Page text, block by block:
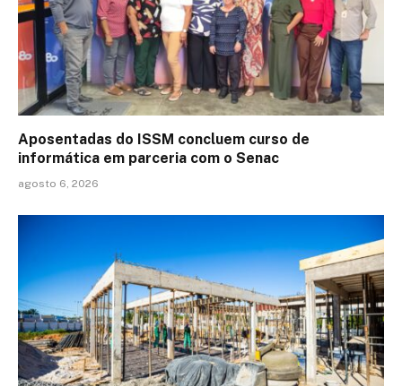
Aposentadas do ISSM concluem curso de
informática em parceria com o Senac
agosto 6, 2026